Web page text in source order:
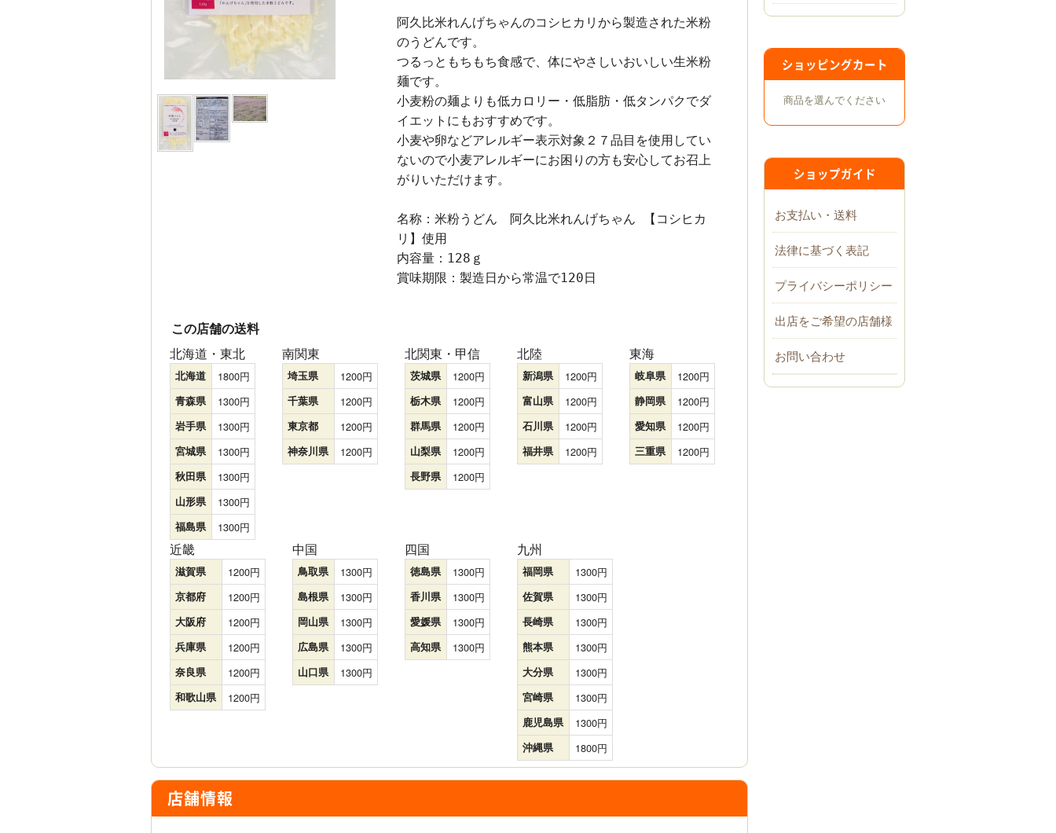
阿久比米れんげちゃんのコシヒカリから製造された米粉
のうどんです。
つるっともちもち食感で、体にやさしいおいしい生米粉
麺です。
小麦粉の麺よりも低カロリー・低脂肪・低タンパクでダ
イエットにもおすすめです。
小麦や卵などアレルギー表示対象２７品目を使用してい
ないので小麦アレルギーにお困りの方も安心してお召上
がりいただけます。
名称：米粉うどん 阿久比米れんげちゃん 【コシヒカ
リ】使用
内容量：128ｇ
賞味期限： 製造日から常温で120日
この店舗の送料
北海道・東北
北海道 1800
青森県 1300
岩手県 1300
宮城県 1300
秋田県 1300
山形県 1300
福島県 1300
南関東
埼玉県 1200
千葉県 1200
東京都 1200
神奈川県 1200
北関東・甲信
茨城県 1200
栃木県 1200
群馬県 1200
山梨県 1200
長野県 1200
北陸
新潟県 1200
富山県 1200
石川県 1200
福井県 1200
東海
岐阜県 1200
静岡県 1200
愛知県 1200
三重県 1200
近畿
滋賀県 1200
京都府 1200
大阪府 1200
兵庫県 1200
奈良県 1200
和歌山県 1200
中国
鳥取県 1300
島根県 1300
岡山県 1300
広島県 1300
山口県 1300
四国
徳島県 1300
香川県 1300
愛媛県 1300
高知県 1300
九州
福岡県 1300
佐賀県 1300
長崎県 1300
熊本県 1300
大分県 1300
宮崎県 1300
鹿児島県 1300
沖縄県 1800
店舗情報
ショッピングカート
商品を選んでください
ショップガイド
お支払い・送料
法律に基づく表記
プライバシーポリシー
出店をご希望の店舗様
お問い合わせ